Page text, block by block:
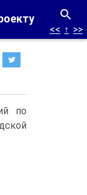
<< ↑ >>
по